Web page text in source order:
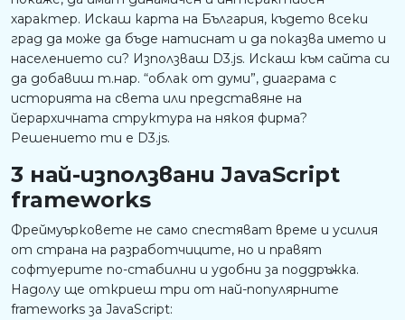
характер. Искаш карта на България, където всеки
град да може да бъде натиснат и да показва името и
населението си? Използваш D3.js. Искаш към сайта си
да добавиш т.нар. “облак от думи”, диаграма с
историята на света или представяне на
йерархичната структура на някоя фирма?
Решението ти е D3.js.
3 най-използвани JavaScript
frameworks
Фреймуърковете не само спестяват време и усилия
от страна на разработчиците, но и правят
софтуерите по-стабилни и удобни за поддръжка.
Надолу ще откриеш три от най-популярните
frameworks за JavaScript: